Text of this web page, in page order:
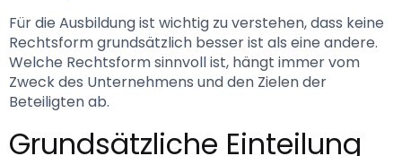
Für die Ausbildung ist wichtig zu verstehen, dass keine
Rechtsform grundsätzlich besser ist als eine andere.
Welche Rechtsform sinnvoll ist, hängt immer vom
Zweck des Unternehmens und den Zielen der
Beteiligten ab.
Grundsätzliche Einteilung